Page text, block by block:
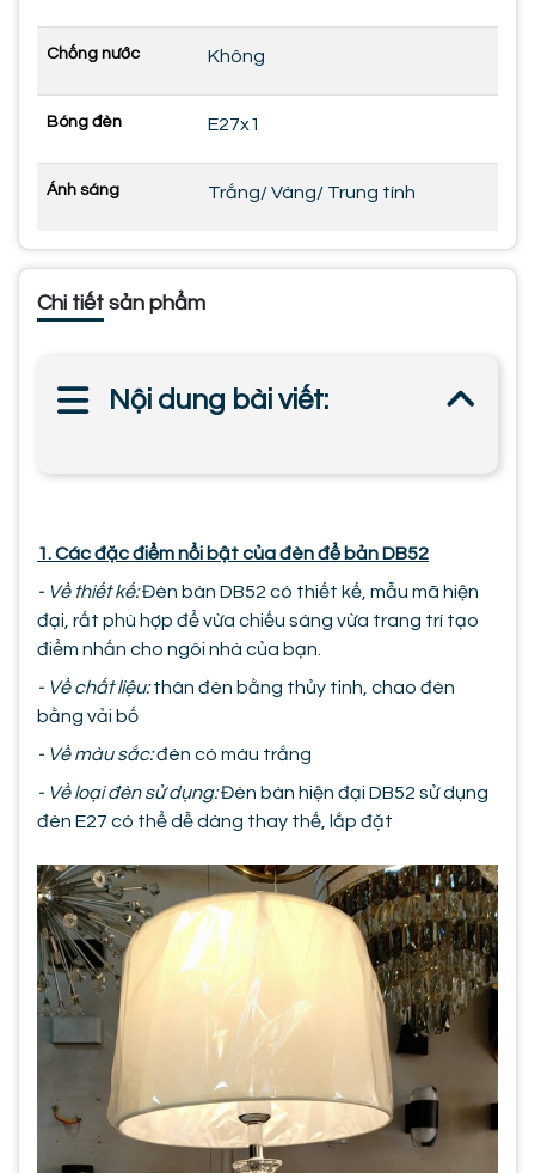
Chống nước Không
Bóng đèn E27x1
Ánh sáng Trắng/ Vàng/ Trung tính
Chi tiết sản phẩm
Nội dung bài viết:
1. Các đặc điểm nổi bật của đèn để bản DB52
- Về thiết kế:Đèn bàn DB52 có thiết kế, mẫu mã hiện
đại, rất phù hợp để vừa chiếu sáng vừa trang trí tạo
điểm nhấn cho ngôi nhà của bạn.
- Về chất liệu:thân đèn bằng thủy tinh, chao đèn
bằng vải bố
- Về màu sắc:đèn có màu trắng
- Về loại đèn sử dụng:Đèn bàn hiện đại DB52 sử dụng
đèn E27 có thể dễ dàng thay thế, lắp đặt